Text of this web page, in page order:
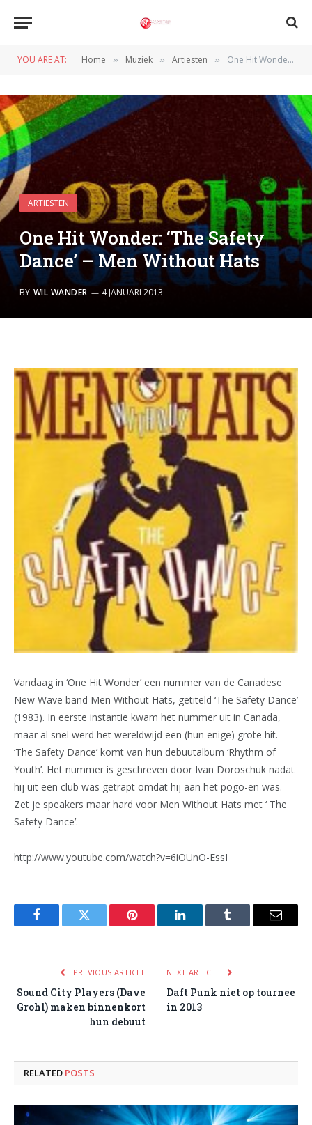
YOU ARE AT: Home » Muziek » Artiesten » One Hit Wonder: ‘The Safety Dance’ – Men Without Hats
ARTIESTEN
One Hit Wonder: ‘The Safety
Dance’ – Men Without Hats
BY WIL WANDER 4 JANUARI 2013
Vandaag in ‘One Hit Wonder’ een nummer van de Canadese
New Wave band Men Without Hats, getiteld ‘The Safety Dance’
(1983). In eerste instantie kwam het nummer uit in Canada,
maar al snel werd het wereldwijd een (hun enige) grote hit.
‘The Safety Dance’ komt van hun debuutalbum ‘Rhythm of
Youth’. Het nummer is geschreven door Ivan Doroschuk nadat
hij uit een club was getrapt omdat hij aan het pogo-en was.
Zet je speakers maar hard voor Men Without Hats met ‘ The
Safety Dance’.
http://www.youtube.com/watch?v=6iOUnO-EssI
FacebookTwitter Pinterest LinkedInTumblr Email
PREVIOUS ARTICLE
Sound City Players (Dave
Grohl) maken binnenkort
hun debuut
NEXT ARTICLE
Daft Punk niet op tournee
in 2013
RELATED POSTS